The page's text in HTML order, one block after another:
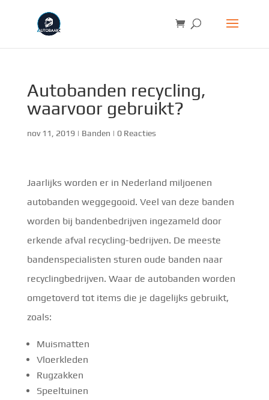
Autobanden recycling,
waarvoor gebruikt?
nov 11, 2019 | Banden | 0 Reacties
Jaarlijks worden er in Nederland miljoenen
autobanden weggegooid. Veel van deze banden
worden bij bandenbedrijven ingezameld door
erkende afval recycling-bedrijven. De meeste
bandenspecialisten sturen oude banden naar
recyclingbedrijven. Waar de autobanden worden
omgetoverd tot items die je dagelijks gebruikt,
zoals:
Muismatten
Vloerkleden
Rugzakken
Speeltuinen